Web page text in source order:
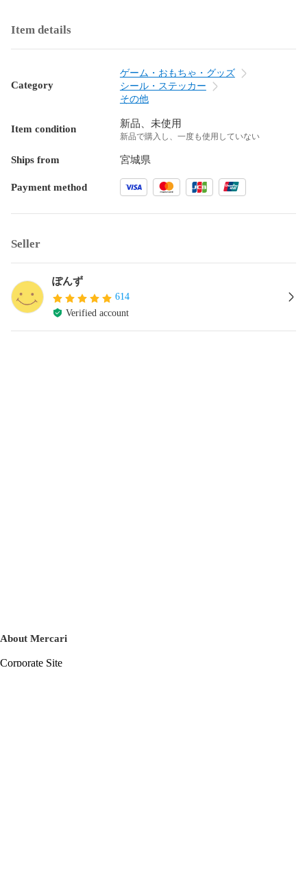
Item details
Category
ゲーム・おもちゃ・グッズ
シール・ステッカー
その他
Item condition 新品、未使用
新品で購入し、一度も使用していない
Ships from 宮城県
Payment method
Seller
ぽんず
614
Verified account
About Mercari
Corporate Site